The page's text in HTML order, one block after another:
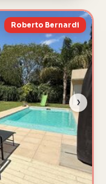
›
Roberto Bernardi